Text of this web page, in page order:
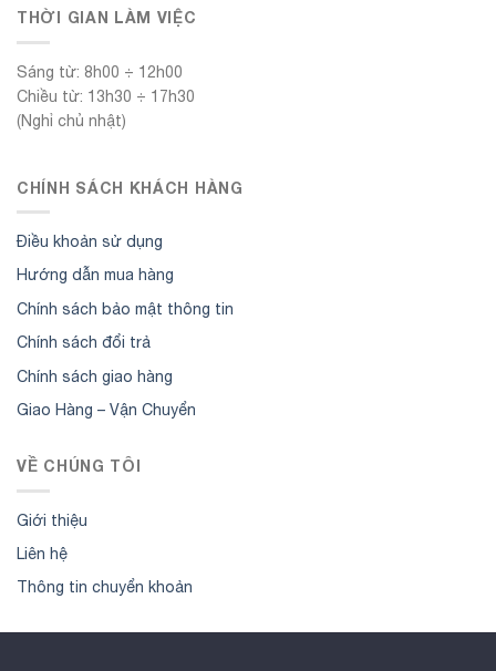
THỜI GIAN LÀM VIỆC
Sáng từ: 8h00 ÷ 12h00
Chiều từ: 13h30 ÷ 17h30
(Nghỉ chủ nhật)
CHÍNH SÁCH KHÁCH HÀNG
Điều khoản sử dụng
Hướng dẫn mua hàng
Chính sách bảo mật thông tin
Chính sách đổi trả
Chính sách giao hàng
Giao Hàng – Vận Chuyển
VỀ CHÚNG TÔI
Giới thiệu
Liên hệ
Thông tin chuyển khoản